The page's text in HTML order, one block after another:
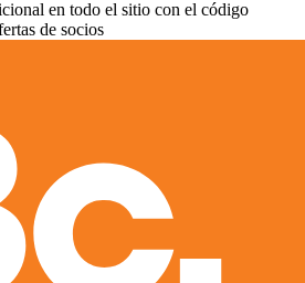
en todo el sitio con el código
de socios